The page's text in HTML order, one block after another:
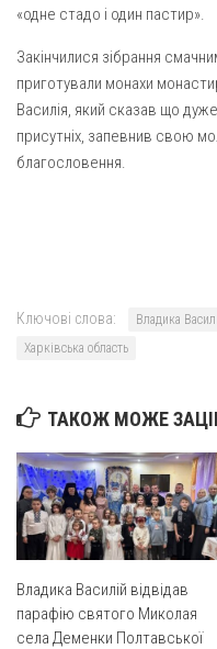
Свято-Івано-
Монастир сестер
Монастир Успення
Святого Василія
Комісії
Комісія з питань
Спільноти
Полтавщина
Сумщина
Оголошення
Трансляції
«одне стадо і один пастир».
Закінчилися зібрання
приготували монахи
Василія, який сказав що
присутніх, запевнив свою
благословення.
Ключові слова: Владика
Харківська область
ТАКОЖ МОЖЕ
Владика Василій відвідав
парафію святого Миколая
села Деменки Полтавської